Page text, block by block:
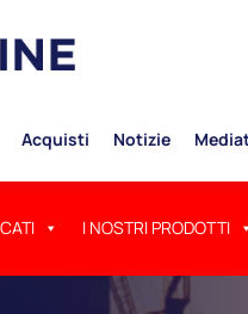
I NOSTRI PRODOTTI
Acquisti Notizie